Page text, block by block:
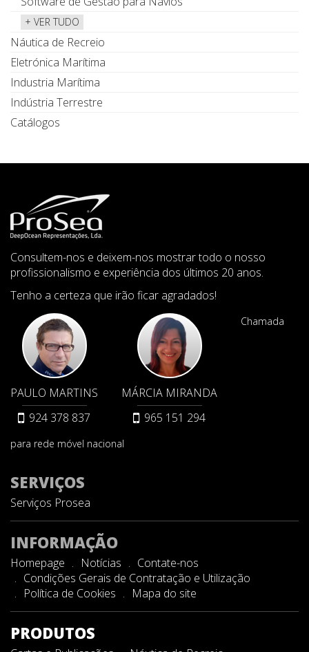
+ VER TUDO
Náutica de Recreio
Eletrónica Marítima
Industria Marítima
Indústria Terrestre
Catálogos
Consultem-nos e deixem-nos mostrar todo o nosso
profissionalismo e experiência dos últimos 20 anos.
Tenho a certeza que irão ficar agradados!
PAULO MARTINS
924 378 837
MÁRCIA MIRANDA
965 151 294
Chamada
para rede móvel nacional
SERVIÇOS
Serviços Prosea
INFORMAÇÃO
Homepage Notícias
Contate-nos
Condições Gerais de Contratação e Utilização
Política de Cookies
Mapa do site
PRODUTOS